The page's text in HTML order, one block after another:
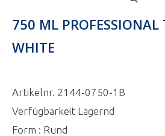
750 ML PROFESSIONAL
WHITE
Artikelnr. 2144-0750-1B
Verfügbarkeit Lagernd
Form : Rund